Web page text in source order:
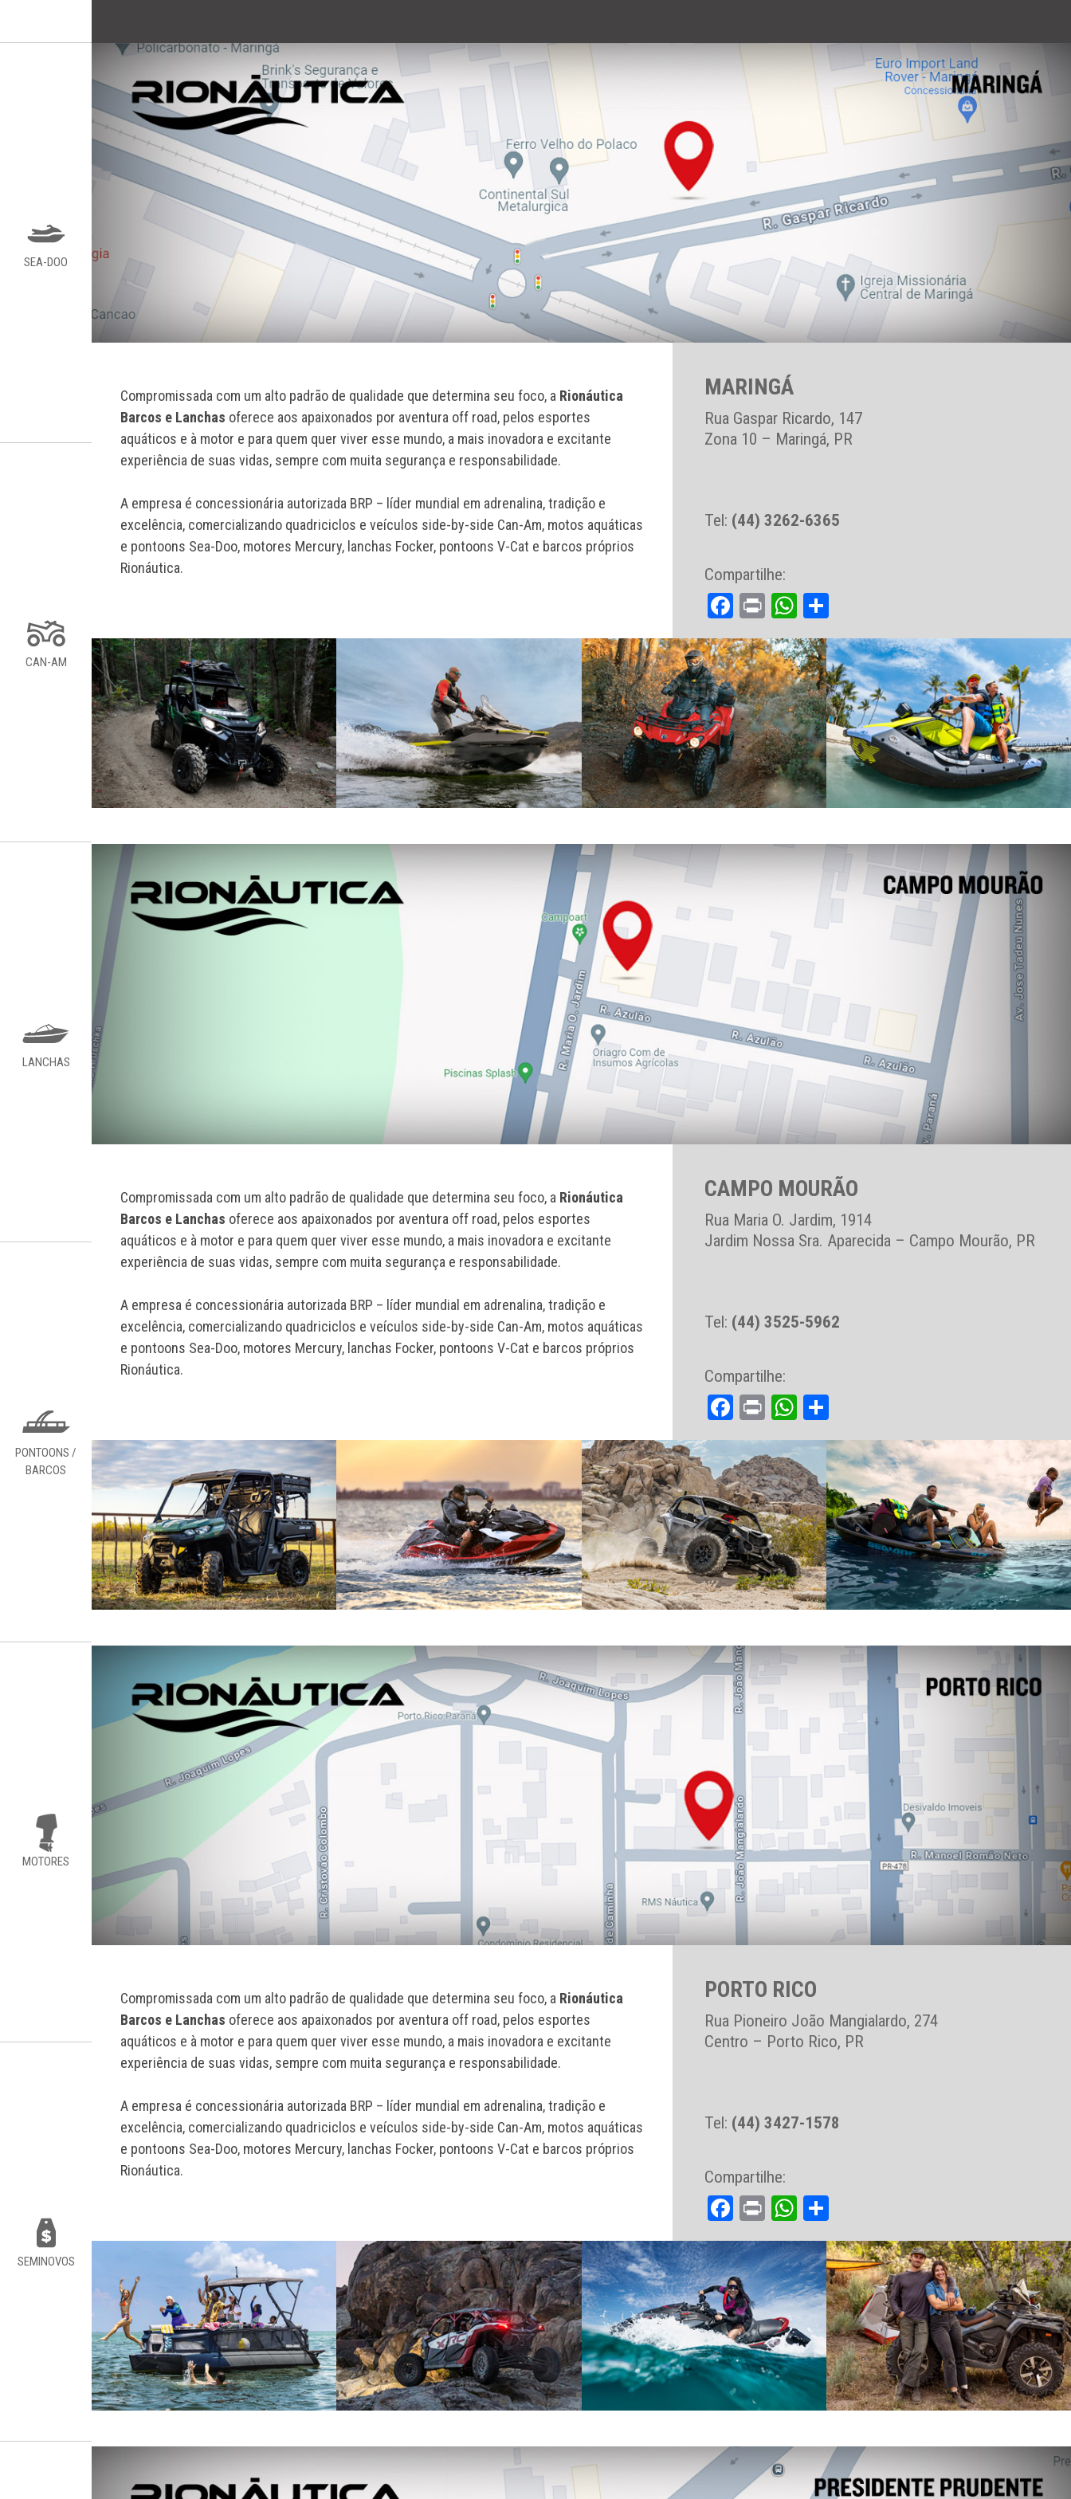
SEA-DOO
CAN-AM
LANCHAS
PONTOONS /
BARCOS
MOTORES
SEMINOVOS
Compromissada com um alto padrão de qualidade que determina seu foco, a Rionáutica
Barcos e Lanchas oferece aos apaixonados por aventura off road, pelos esportes
aquáticos e à motor e para quem quer viver esse mundo, a mais inovadora e excitante
experiência de suas vidas, sempre com muita segurança e responsabilidade.
A empresa é concessionária autorizada BRP – líder mundial em adrenalina, tradição e
excelência, comercializando quadriciclos e veículos side-by-side Can-Am, motos aquáticas
e pontoons Sea-Doo, motores Mercury, lanchas Focker, pontoons V-Cat e barcos próprios
Rionáutica.
MARINGÁ
Rua Gaspar Ricardo, 147
Zona 10 – Maringá, PR
Tel: (44) 3262-6365
Compartilhe:
Facebook
PrintWhatsApp
Compromissada com um alto padrão de qualidade que determina seu foco, a Rionáutica
Barcos e Lanchas oferece aos apaixonados por aventura off road, pelos esportes
aquáticos e à motor e para quem quer viver esse mundo, a mais inovadora e excitante
experiência de suas vidas, sempre com muita segurança e responsabilidade.
A empresa é concessionária autorizada BRP – líder mundial em adrenalina, tradição e
excelência, comercializando quadriciclos e veículos side-by-side Can-Am, motos aquáticas
e pontoons Sea-Doo, motores Mercury, lanchas Focker, pontoons V-Cat e barcos próprios
Rionáutica.
CAMPO MOURÃO
Rua Maria O. Jardim, 1914
Jardim Nossa Sra. Aparecida – Campo Mourão, PR
Tel: (44) 3525-5962
Compartilhe:
Facebook
PrintWhatsApp
Compromissada com um alto padrão de qualidade que determina seu foco, a Rionáutica
Barcos e Lanchas oferece aos apaixonados por aventura off road, pelos esportes
aquáticos e à motor e para quem quer viver esse mundo, a mais inovadora e excitante
experiência de suas vidas, sempre com muita segurança e responsabilidade.
A empresa é concessionária autorizada BRP – líder mundial em adrenalina, tradição e
excelência, comercializando quadriciclos e veículos side-by-side Can-Am, motos aquáticas
e pontoons Sea-Doo, motores Mercury, lanchas Focker, pontoons V-Cat e barcos próprios
Rionáutica.
PORTO RICO
Rua Pioneiro João Mangialardo, 274
Centro – Porto Rico, PR
Tel: (44) 3427-1578
Compartilhe:
Facebook
PrintWhatsApp